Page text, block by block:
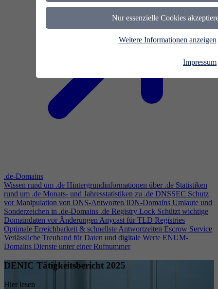
Nur essenzielle Cookies
Weitere Informationen anzeigen
Impressum
.de-Domains
Wissen rund um .de Hintergrundinformationen über .de Statistiken
rund um .de Monats- und Jahresstatistiken zu .de DNSSEC Schutz
vor Manipulation von DNS-Antworten IDN-Domains Umlaute und
Sonderzeichen in .de-Domains .de Registry Lock Schützt wichtige
Domaindaten vor ÄnderungenAnycast für TLD Registries
Optimale Erreichbarkeit & schnellste Antwortzeiten Escrow Service
Verlässliche Treuhand für Daten und digitale Werte ENUM-
Domains Dienste unter einer Rufnummer
DENIC Tätigkeitsbericht 2025
Hier lesen